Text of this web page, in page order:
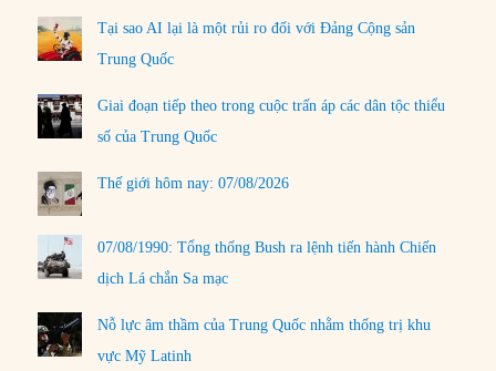
Tại sao AI lại là một rủi ro đối với Đảng Cộng sản
Trung Quốc
Giai đoạn tiếp theo trong cuộc trấn áp các dân tộc thiểu
số của Trung Quốc
Thế giới hôm nay: 07/08/2026
07/08/1990: Tổng thống Bush ra lệnh tiến hành Chiến
dịch Lá chắn Sa mạc
Nỗ lực âm thầm của Trung Quốc nhằm thống trị khu
vực Mỹ Latinh